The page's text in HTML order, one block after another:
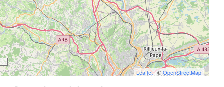
Leaflet| ©OpenStreetMap